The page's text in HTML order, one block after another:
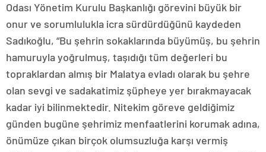
Odası Yönetim Kurulu Başkanlığı görevini büyük bir
onur ve sorumlulukla icra sürdürdüğünü kaydeden
Sadıkoğlu, “Bu şehrin sokaklarında büyümüş, bu şehrin
hamuruyla yoğrulmuş, taşıdığı tüm değerleri bu
topraklardan almış bir Malatya evladı olarak bu şehre
olan sevgi ve sadakatimiz şüpheye yer bırakmayacak
kadar iyi bilinmektedir. Nitekim göreve geldiğimiz
günden bugüne şehrimiz menfaatlerini korumak adına,
önümüze çıkan birçok olumsuzluğa karşı vermiş